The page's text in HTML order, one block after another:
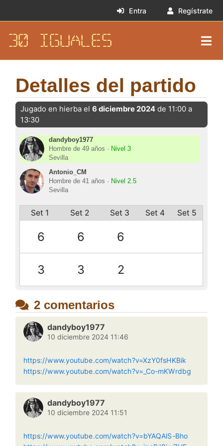
Entra Regístrate
30 IGUALES
Detalles del partido
Jugado en hierba el 6 diciembre 2024de 11:00 a
13:30
dandyboy1977
Hombre de 49 años · Nivel 3
Sevilla
Antonio_CM
Hombre de 41 años · Nivel 2.5
Sevilla
Set 1 Set 2 Set 3 Set 4 Set 5
6 6 6
3 3 2
2 comentarios
dandyboy1977
10 diciembre 2024 11:46
https://www.youtube.com/watch?v=XzY0fsHKBik
https://www.youtube.com/watch?v=_Co-mKWrdbg
dandyboy1977
10 diciembre 2024 11:51
https://www.youtube.com/watch?v=bYAQAlS-Bho